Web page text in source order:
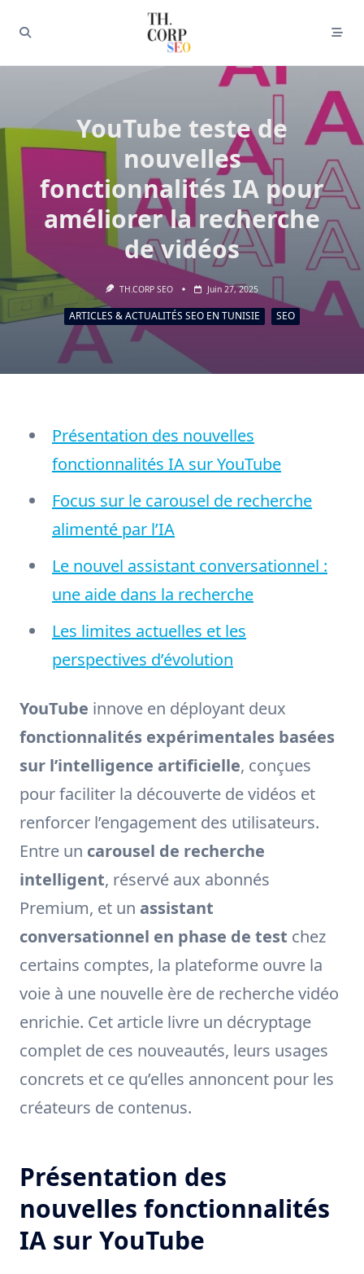
YouTube teste de
nouvelles
fonctionnalités IA pour
améliorer la recherche
de vidéos
TH.CORP SEO Juin 27, 2025
ARTICLES & ACTUALITÉS SEO EN TUNISIE SEO
Présentation des nouvelles
fonctionnalités IA sur YouTube
Focus sur le carousel de recherche
alimenté par l’IA
Le nouvel assistant conversationnel :
une aide dans la recherche
Les limites actuelles et les
perspectives d’évolution
YouTube innove en déployant deux
fonctionnalités expérimentales basées
sur l’intelligence artificielle, conçues
pour faciliter la découverte de vidéos et
renforcer l’engagement des utilisateurs.
Entre un carousel de recherche
intelligent, réservé aux abonnés
Premium, et un assistant
conversationnel en phase de test chez
certains comptes, la plateforme ouvre la
voie à une nouvelle ère de recherche vidéo
enrichie. Cet article livre un décryptage
complet de ces nouveautés, leurs usages
concrets et ce qu’elles annoncent pour les
créateurs de contenus.
Présentation des
nouvelles fonctionnalités
IA sur YouTube